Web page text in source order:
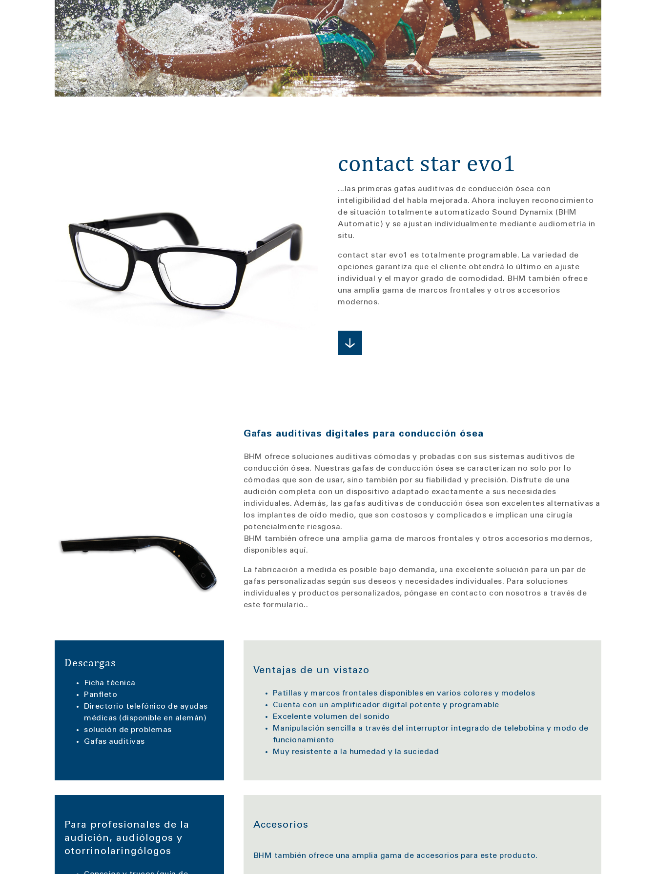
contact star evo1
...las primeras gafas auditivas de conducción ósea con
inteligibilidad del habla mejorada. Ahora incluyen reconocimiento
de situación totalmente automatizado Sound Dynamix (BHM
Automatic) y se ajustan individualmente mediante audiometría in
situ.
contact star evo1 es totalmente programable. La variedad de
opciones garantiza que el cliente obtendrá lo último en ajuste
individual y el mayor grado de comodidad. BHM también ofrece
una amplia gama de marcos frontales y otros accesorios
modernos.
Gafas auditivas digitales para conducción ósea
BHM ofrece soluciones auditivas cómodas y probadas con sus sistemas auditivos de
conducción ósea. Nuestras gafas de conducción ósea se caracterizan no solo por lo
cómodas que son de usar, sino también por su fiabilidad y precisión. Disfrute de una
audición completa con un dispositivo adaptado exactamente a sus necesidades
individuales. Además, las gafas auditivas de conducción ósea son excelentes alternativas a
los implantes de oído medio, que son costosos y complicados e implican una cirugía
potencialmente riesgosa.
BHM también ofrece una amplia gama de marcos frontales y otros accesorios modernos,
disponibles aquí.
La fabricación a medida es posible bajo demanda, una excelente solución para un par de
gafas personalizadas según sus deseos y necesidades individuales. Para soluciones
individuales y productos personalizados, póngase en contacto con nosotros a través de
este formulario..
Descargas
Ficha técnica
Panfleto
Directorio telefónico de ayudas
médicas (disponible en alemán)
solución de problemas
Gafas auditivas
Ventajas de un vistazo
Patillas y marcos frontales disponibles en varios colores y modelos
Cuenta con un amplificador digital potente y programable
Excelente volumen del sonido
Manipulación sencilla a través del interruptor integrado de telebobina y modo de
funcionamiento
Muy resistente a la humedad y la suciedad
Para profesionales de la
audición, audiólogos y
otorrinolaringólogos
Accesorios
BHM también ofrece una amplia gama de accesorios para este producto.